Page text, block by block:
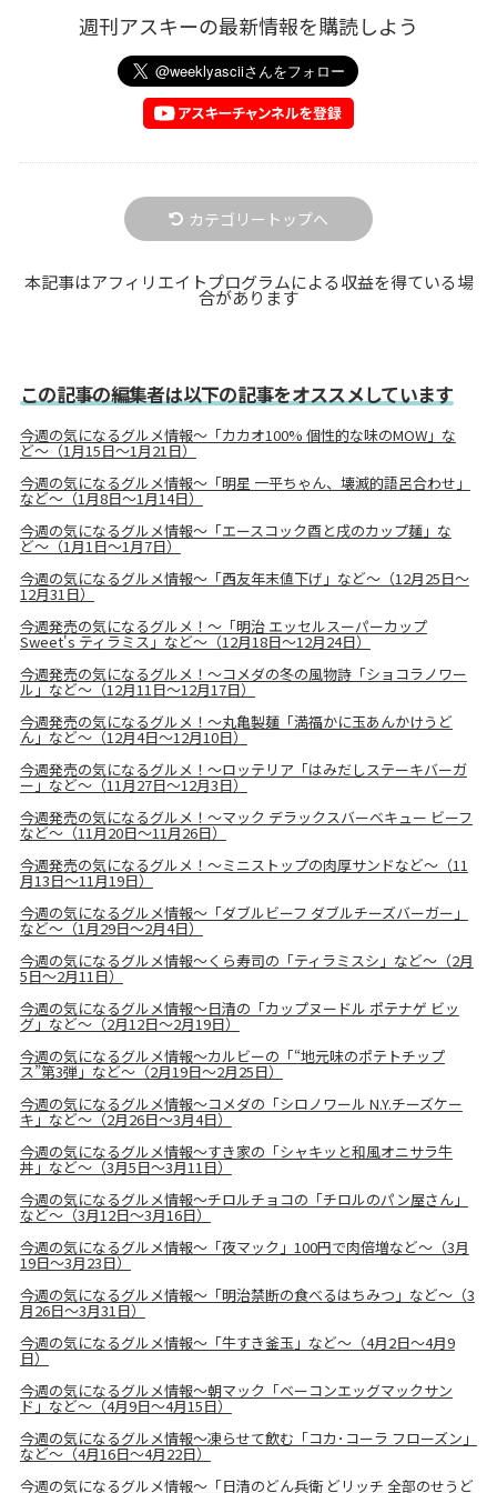
週刊アスキーの最新情報を購読しよう
カテゴリートップへ
本記事はアフィリエイトプログラムによる収益を得ている場
合があります
この記事の編集者は以下の記事をオススメしています
今週の気になるグルメ情報〜「カカオ100% 個性的な味のMOW」な
ど〜（1月15日～1月21日）
今週の気になるグルメ情報〜「明星 一平ちゃん、壊滅的語呂合わせ」
など〜（1月8日～1月14日）
今週の気になるグルメ情報〜「エースコック酉と戌のカップ麺」な
ど〜（1月1日～1月7日）
今週の気になるグルメ情報〜「西友年末値下げ」など〜（12月25日～
12月31日）
今週発売の気になるグルメ！〜「明治 エッセルスーパーカップ
Sweet's ティラミス」など〜（12月18日～12月24日）
今週発売の気になるグルメ！〜コメダの冬の風物詩「ショコラノワー
ル」など〜（12月11日～12月17日）
今週発売の気になるグルメ！〜丸亀製麺「満福かに玉あんかけうど
ん」など〜（12月4日～12月10日）
今週発売の気になるグルメ！〜ロッテリア「はみだしステーキバーガ
ー」など〜（11月27日～12月3日）
今週発売の気になるグルメ！〜マック デラックスバーベキュー ビーフ
など〜（11月20日～11月26日）
今週発売の気になるグルメ！〜ミニストップの肉厚サンドなど〜（11
月13日～11月19日）
今週の気になるグルメ情報〜「ダブルビーフ ダブルチーズバーガー」
など〜（1月29日～2月4日）
今週の気になるグルメ情報〜くら寿司の「ティラミスシ」など〜（2月
5日～2月11日）
今週の気になるグルメ情報〜日清の「カップヌードル ポテナゲ ビッ
グ」など〜（2月12日～2月19日）
今週の気になるグルメ情報〜カルビーの「“地元味のポテトチップ
ス”第3弾」など〜（2月19日～2月25日）
今週の気になるグルメ情報〜コメダの「シロノワール N.Y.チーズケー
キ」など〜（2月26日～3月4日）
今週の気になるグルメ情報〜すき家の「シャキッと和風オニサラ牛
丼」など〜（3月5日～3月11日）
今週の気になるグルメ情報〜チロルチョコの「チロルのパン屋さん」
など〜（3月12日～3月16日）
今週の気になるグルメ情報〜「夜マック」100円で肉倍増など〜（3月
19日～3月23日）
今週の気になるグルメ情報〜「明治禁断の食べるはちみつ」など〜（3
月26日～3月31日）
今週の気になるグルメ情報〜「牛すき釜玉」など〜（4月2日～4月9
日）
今週の気になるグルメ情報〜朝マック「ベーコンエッグマックサン
ド」など〜（4月9日～4月15日）
今週の気になるグルメ情報〜凍らせて飲む「コカ･コーラ フローズン」
など〜（4月16日～4月22日）
今週の気になるグルメ情報〜「日清のどん兵衛 どリッチ 全部のせうど